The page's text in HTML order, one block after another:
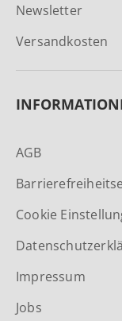
Newsletter
Versandkosten
AGB
Cookie
Impressum
Jobs